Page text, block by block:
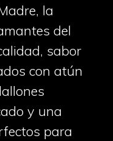
la
del
sabor
con atún
y una
para